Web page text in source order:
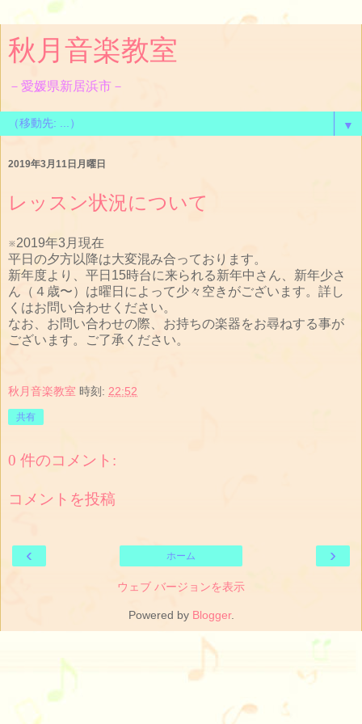
秋月音楽教室
－愛媛県新居浜市－
▼
2019年3月11日月曜日
レッスン状況について
※2019年3月現在
平日の夕方以降は大変混み合っております。
新年度より、平日15時台に来られる新年中さん、新年少さ
ん（４歳〜）は曜日によって少々空きがございます。詳し
くはお問い合わせください。
なお、お問い合わせの際、お持ちの楽器をお尋ねする事が
ございます。ご了承ください。
秋月音楽教室 時刻: 22:52
共有
0 件のコメント:
コメントを投稿
‹ ›
ホーム
ウェブ バージョンを表示
Powered by Blogger.